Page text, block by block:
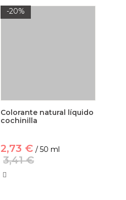
-20%
Colorante natural líquido
cochinilla
2,73 € / 50 ml
3,41 €